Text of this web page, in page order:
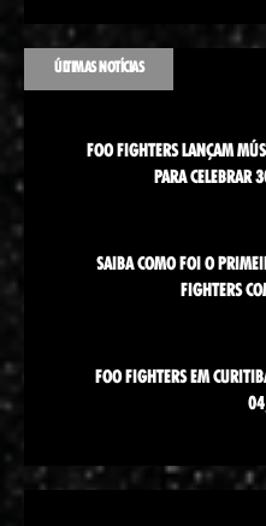
ÚLTIMAS NOTÍCIAS
FOO FIGHTERS LANÇAM
PARA CELEBRAR
SAIBA COMO FOI O
FIGHTERS
FOO FIGHTERS EM